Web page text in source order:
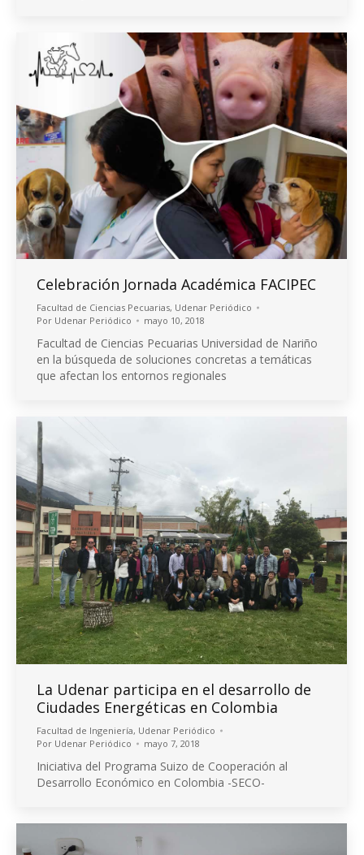
Celebración Jornada Académica FACIPEC
Facultad de Ciencias Pecuarias, Udenar Periódico
Por Udenar Periódico mayo 10, 2018
Facultad de Ciencias Pecuarias Universidad de Nariño
en la búsqueda de soluciones concretas a temáticas
que afectan los entornos regionales
La Udenar participa en el desarrollo de
Ciudades Energéticas en Colombia
Facultad de Ingeniería, Udenar Periódico
Por Udenar Periódico mayo 7, 2018
Iniciativa del Programa Suizo de Cooperación al
Desarrollo Económico en Colombia -SECO-